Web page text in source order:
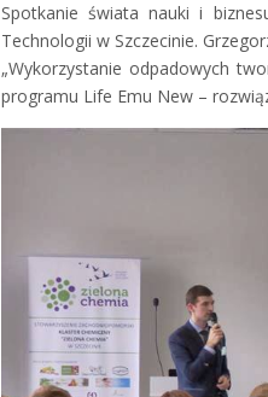
Spotkanie świata nauki i
Technologii w Szczecinie.
„Wykorzystanie odpadowych
programu Life Emu New –